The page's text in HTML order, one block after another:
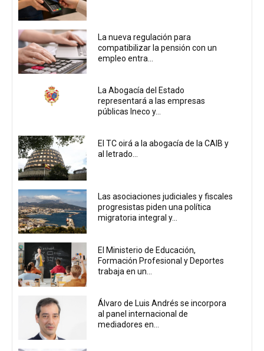
La nueva regulación para
compatibilizar la pensión con un
empleo entra...
La Abogacía del Estado
representará a las empresas
públicas Ineco y...
El TC oirá a la abogacía de la CAIB y
al letrado...
Las asociaciones judiciales y fiscales
progresistas piden una política
migratoria integral y...
El Ministerio de Educación,
Formación Profesional y Deportes
trabaja en un...
Álvaro de Luis Andrés se incorpora
al panel internacional de
mediadores en...